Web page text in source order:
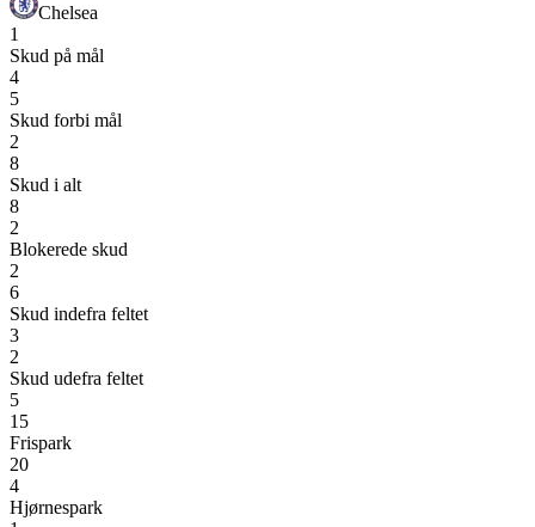
Chelsea
1
Skud på mål
4
5
Skud forbi mål
2
8
Skud i alt
8
2
Blokerede skud
2
6
Skud indefra feltet
3
2
Skud udefra feltet
5
15
Frispark
20
4
Hjørnespark